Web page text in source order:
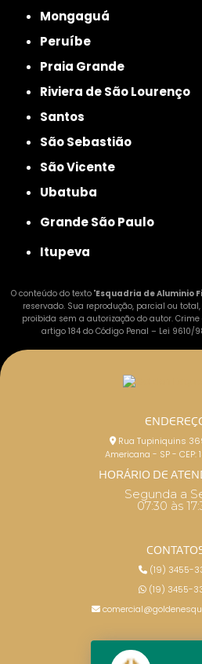
Mongaguá
Peruíbe
Praia Grande
Riviera de São Lourenço
Santos
São Sebastião
São Vicente
Ubatuba
Grande São Paulo
Itupeva
O conteúdo do texto "Esquadria de Aluminio
reservado. Sua reprodução, parcial ou
proibida sem a autorização do autor.
artigo 184 do Código Penal – Lei 9610/
Rua Tupiniquins
Americana - SP - CEP:
HORÁRIO DE
Segunda a
07:30 às
(19) 3455-
(19) 3455-